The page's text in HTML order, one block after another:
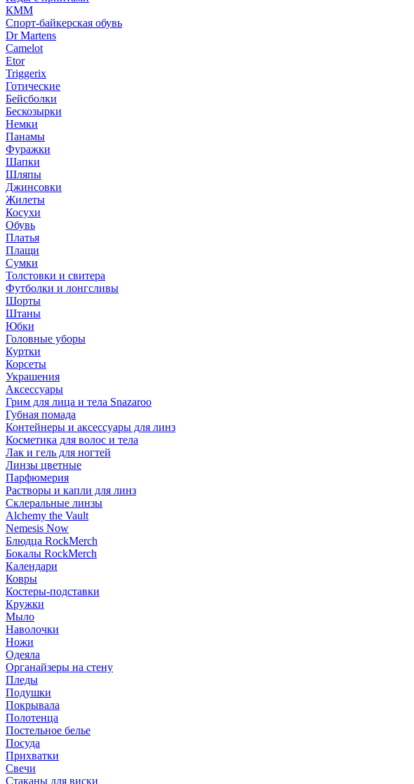
КММ
Спорт-байкерская обувь
Dr Martens
Camelot
Etor
Triggerix
Готические
Бейсболки
Бескозырки
Немки
Панамы
Фуражки
Шапки
Шляпы
Джинсовки
Жилеты
Косухи
Обувь
Платья
Плащи
Сумки
Толстовки и свитера
Футболки и лонгсливы
Шорты
Штаны
Юбки
Головные уборы
Куртки
Корсеты
Украшения
Аксессуары
Грим для лица и тела Snazaroo
Губная помада
Контейнеры и аксессуары для линз
Косметика для волос и тела
Лак и гель для ногтей
Линзы цветные
Парфюмерия
Растворы и капли для линз
Склеральные линзы
Alchemy the Vault
Nemesis Now
Блюдца RockMerch
Бокалы RockMerch
Календари
Ковры
Костеры-подставки
Кружки
Мыло
Наволочки
Ножи
Одеяла
Органайзеры на стену
Пледы
Подушки
Покрывала
Полотенца
Постельное белье
Посуда
Прихватки
Свечи
Стаканы для виски